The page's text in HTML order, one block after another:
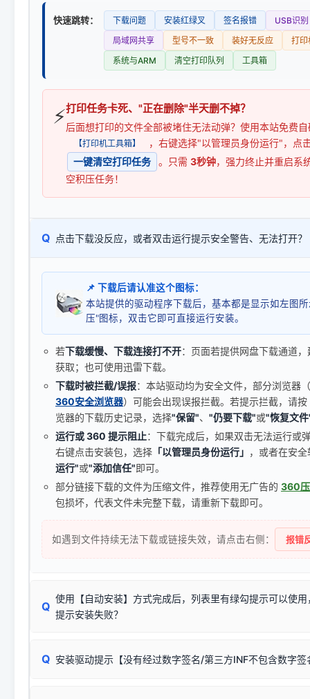
快速跳转： 下载问题 安装红绿叉 签名报错
USB识别
局域网共享
型号不一致 装好无反应
打印
系统与ARM
清空打印队列 工具箱
⚡打印任务卡死、"正在删除"半天删不掉？
后面想打印的文件全部被堵住无法动弹？使用本站免费
【打印机工具箱】
，右键选择"以管理员身份运行"，点
一键清空打印任务
。只需 3秒钟，强力终止并重启系
空积压任务！
Q 点击下载没反应，或者双击运行提示安全警告、无法打开？
📌 下载后请认准这个图标：
本站提供的驱动程序下载后，基本都是显示如左图
压"图标，双击它即可直接运行安装。
若下载缓慢、下载连接打不开：页面若提供网盘下载通道
获取；也可使用迅雷下载。
下载时被拦截/误报：本站驱动均为安全文件，部分浏览器
360安全浏览器）可能会出现误报拦截。若提示拦截，请按
览器的下载历史记录，选择"保留"、 "仍要下载"或"恢复文
运行或 360 提示阻止：下载完成后，如果双击无法运行或
右键点击安装包，选择 「以管理员身份运行」 ，或者在安
运行"或"添加信任"即可。
部分链接下载的文件为压缩文件，推荐使用无广告的 360
包损坏，代表文件未完整下载，请重新下载即可。
如遇到文件持续无法下载或链接失效，请点击右侧： 报错
Q
使用【自动安装】方式完成后，列表里有绿勾提示可以使
提示安装失败？
由于本站驱动包集成了32位和64位驱动，自动安装程序在运
Q 安装驱动提示【没有经过数字签名/第三方INF不包含数字